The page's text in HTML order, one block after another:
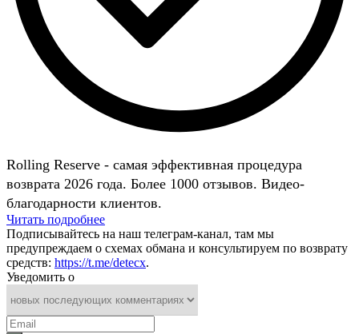
Rolling Reserve - самая эффективная процедура
возврата 2026 года. Более 1000 отзывов. Видео-
благодарности клиентов.
Читать подробнее
Подписывайтесь на наш телеграм-канал, там мы
предупреждаем о схемах обмана и консультируем по возврату
средств: https://t.me/detecx.
Уведомить о